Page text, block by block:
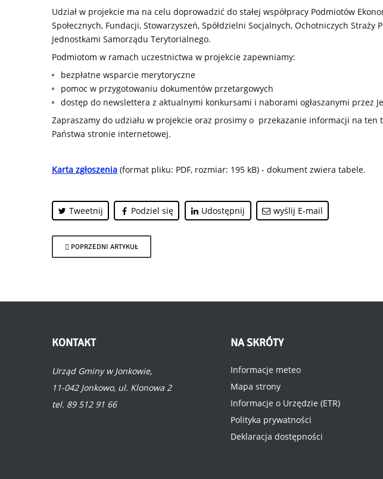
Udział w projekcie ma na celu doprowadzić do stałej współpracy Podmiotów
Społecznych, Fundacji, Stowarzyszeń, Spółdzielni Socjalnych, Ochotniczych Straży
Jednostkami Samorządu Terytorialnego.
Podmiotom w ramach uczestnictwa w projekcie zapewniamy:
bezpłatne wsparcie merytoryczne
pomoc w przygotowaniu dokumentów przetargowych
dostęp do newslettera z aktualnymi konkursami i naborami ogłaszanymi przez
Zapraszamy do udziału w projekcie oraz prosimy o przekazanie informacji na ten
Państwa stronie internetowej.
Karta zgłoszenia (format pliku: PDF, rozmiar: 195 kB) - dokument zwiera tabele.
Tweetnij Podziel się Udostępnij wyślij E-mail
POPRZEDNI ARTYKUŁ
KONTAKT
Urząd Gminy w Jonkowie,
11-042 Jonkowo, ul. Klonowa 2
tel. 89 512 91 66
NASKRÓTY
Informacje meteo
Mapa strony
Informacje o Urzędzie (ETR)
Polityka prywatności
Deklaracja dostępności